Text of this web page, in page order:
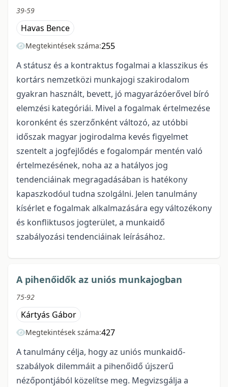
39-59
Havas Bence
Megtekintések száma:255
A státusz és a kontraktus fogalmai a klasszikus és
kortárs nemzetközi munkajogi szakirodalom
gyakran használt, bevett, jó magyarázóerővel bíró
elemzési kategóriái. Mivel a fogalmak értelmezése
koronként és szerzőnként változó, az utóbbi
időszak magyar jogirodalma kevés figyelmet
szentelt a jogfejlődés e fogalompár mentén való
értelmezésének, noha az a hatályos jog
tendenciáinak megragadásában is hatékony
kapaszkodóul tudna szolgálni. Jelen tanulmány
kísérlet e fogalmak alkalmazására egy változékony
és konfliktusos jogterület, a munkaidő
szabályozási tendenciáinak leírásához.
A pihenőidők az uniós munkajogban
75-92
Kártyás Gábor
Megtekintések száma:427
A tanulmány célja, hogy az uniós munkaidő-
szabályok dilemmáit a pihenőidő újszerű
nézőpontjából közelítse meg. Megvizsgálja a